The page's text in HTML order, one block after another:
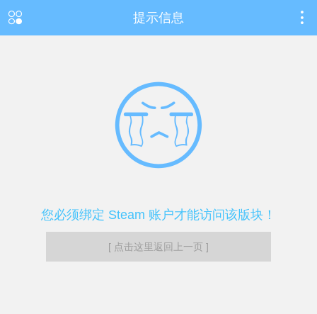
提示信息
您必须绑定 Steam 账户才能访问该版块！
[ 点击这里返回上一页 ]